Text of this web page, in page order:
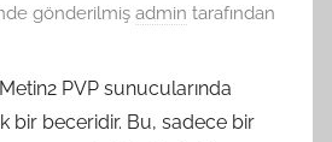
gönderilmiş admin tarafından
PVP sunucularında
bir beceridir. Bu, sadece bir